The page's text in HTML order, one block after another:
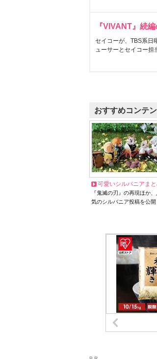
『VIVANT』続
セイコーが、TBS系日
ューサーとセイコー担
おすすめコンテ
可愛いシルバニアま
『鬼滅の刃』の再現ほか、
気のシルバニア投稿を公開